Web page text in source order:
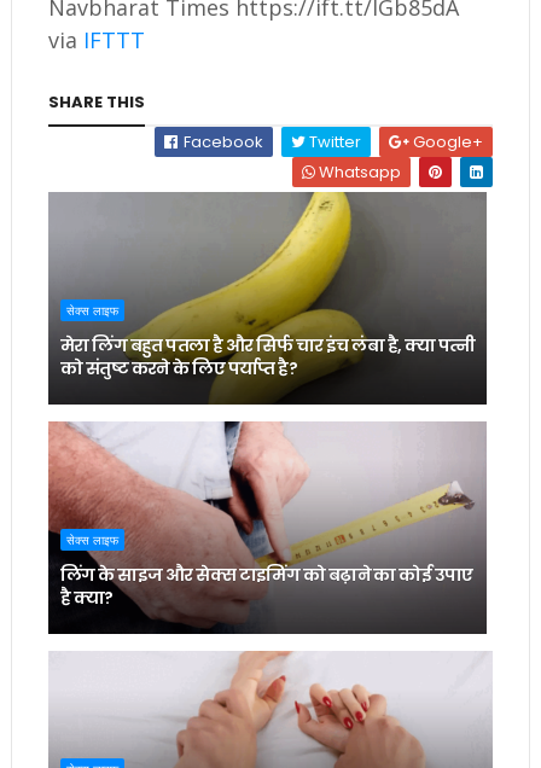
Navbharat Times https://ift.tt/lGb85dA
via IFTTT
SHARE THIS
Facebook
Twitter
Google+
Whatsapp
सेक्स लाइफ
मेरा लिंग बहुत पतला है और सिर्फ चार इंच लंबा है, क्या पत्नी
को संतुष्ट करने के लिए पर्याप्त है?
सेक्स लाइफ
लिंग के साइज और सेक्स टाइमिंग को बढ़ाने का कोई उपाए
है क्या?